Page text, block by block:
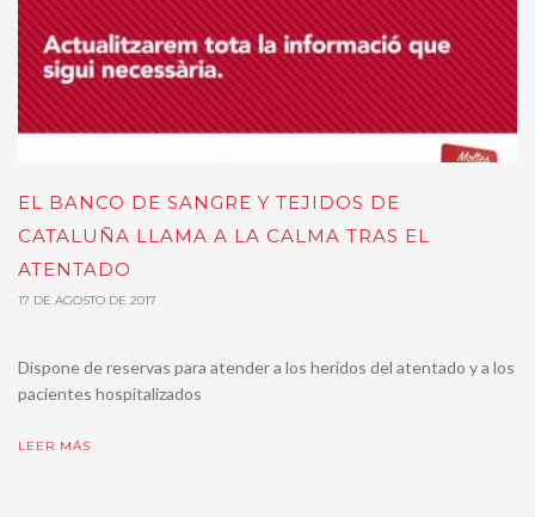
EL BANCO DE SANGRE Y TEJIDOS DE
CATALUÑA LLAMA A LA CALMA TRAS EL
ATENTADO
17 DE AGOSTO DE 2017
Dispone de reservas para atender a los heridos del atentado y a los
pacientes hospitalizados
LEER MÁS